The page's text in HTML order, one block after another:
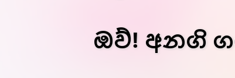
ඔව්! අනගි